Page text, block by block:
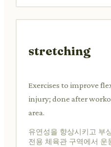
stretching
Exercises to improve
injury; done after
area.
유연성을 향상시키고 부
전용 체육관 구역에서 운